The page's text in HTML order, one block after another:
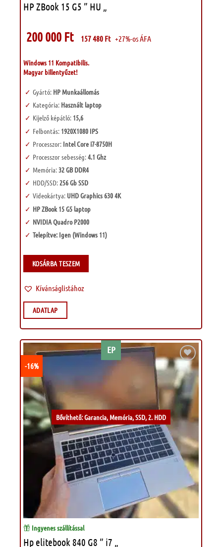
HP ZBook 15 G5 ” HU „
200 000 Ft 157 480 Ft +27%-os ÁFA
Windows 11 Kompatibilis.
Magyar billentyűzet!
Gyártó: HP Munkaállomás
Kategória: Használt laptop
Kijelző képátló: 15,6
Felbontás: 1920X1080 IPS
Processzor:Intel Core i7-8750H
Processzor sebesség:4.1 Ghz
Memória:32 GB DDR4
HDD/SSD:256 Gb SSD
Videokártya: UHD Graphics 630 4K
HP ZBook 15 G5 laptop
NVIDIA Quadro P2000
Telepítve: Igen (Windows 11)
KOSÁRBA TESZEM
Kívánságlistához
ADATLAP
EP
Bővíthető: Garancia, Memória, SSD, 2. HDD
-16% Kívánságlistához
Ingyenes szállítással
Hp elitebook 840 G8 ” i7 „